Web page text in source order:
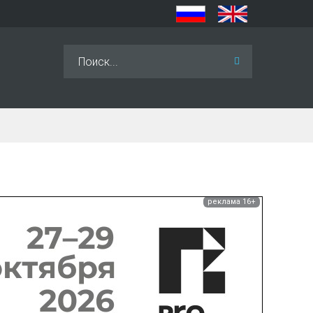
реклама 16+